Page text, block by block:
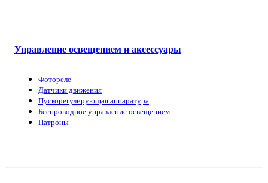
Управление освещением и аксессуары
Фотореле
Датчики движения
Пускорегулирующая аппаратура
Беспроводное управление освещением
Патроны